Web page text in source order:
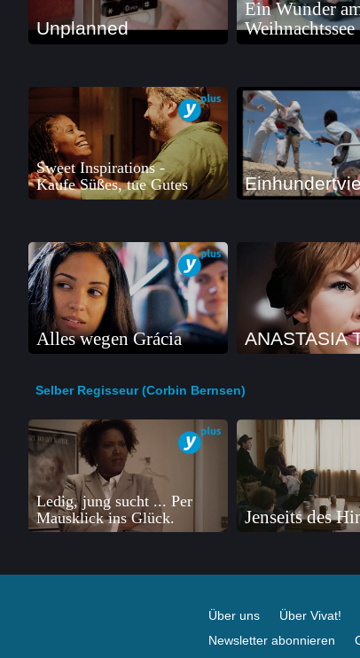
Unplanned
Ein Wunder
Weihnachtssee
Sweet Inspirations -
Kaufe Süßes, tue Gutes
Alles wegen Grácia ANASTASIA
Selber Regisseur (Corbin Bernsen)
Ledig, jung sucht ... Per
Mausklick ins Glück.
Jenseits des
Über uns Über Vivat!
Newsletter abonnieren